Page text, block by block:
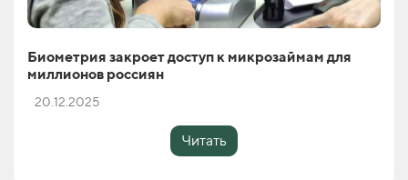
Биометрия закроет доступ к микрозаймам для
миллионов россиян
20.12.2025
Читать